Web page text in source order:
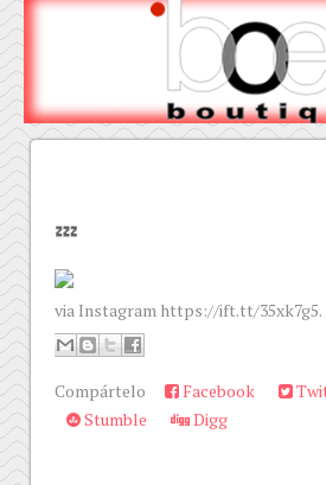
💤
via Instagram https://ift.tt/35xk7g5.
Compártelo Facebook
Stumble
Digg